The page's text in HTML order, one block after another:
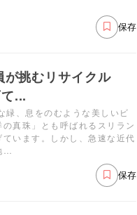
保存
挑むリサイクル
...
緑、息をのむような美しいビ
真珠」とも呼ばれるスリラン
います。しかし、急速な近代
保存